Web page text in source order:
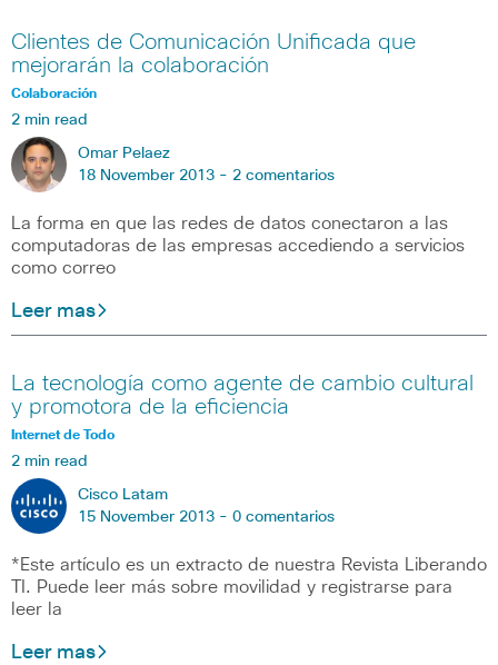
Clientes de Comunicación Unificada que
mejorarán la colaboración
Colaboración
2 min read
Omar Pelaez
18 November 2013 - 2 comentarios
La forma en que las redes de datos conectaron a las
computadoras de las empresas accediendo a servicios
como correo
Leer mas
La tecnología como agente de cambio cultural
y promotora de la eficiencia
Internet de Todo
2 min read
Cisco Latam
15 November 2013 - 0 comentarios
*Este artículo es un extracto de nuestra Revista Liberando
TI. Puede leer más sobre movilidad y registrarse para
leer la
Leer mas